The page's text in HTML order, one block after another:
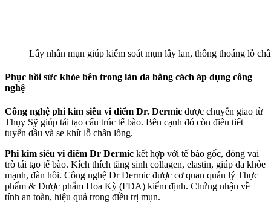
Lấy nhân mụn giúp kiểm soát mụn lây lan, thông thoáng lỗ
Phục hồi sức khỏe bên trong làn da bằng cách áp dụng công
nghệ
Công nghệ phi kim siêu vi điểm Dr. Dermic được chuyển giao từ
Thụy Sỹ giúp tái tạo cấu trúc tế bào. Bên cạnh đó còn điều tiết
tuyến dầu và se khít lỗ chân lông.
Phi kim siêu vi điểm Dr Dermic kết hợp với tế bào gốc, đóng vai
trò tái tạo tế bào. Kích thích tăng sinh collagen, elastin, giúp da khỏe
mạnh, đàn hồi. Công nghệ Dr Dermic được cơ quan quản lý Thực
phẩm & Dược phẩm Hoa Kỳ (FDA) kiểm định. Chứng nhận về
tính an toàn, hiệu quả trong điều trị mụn.